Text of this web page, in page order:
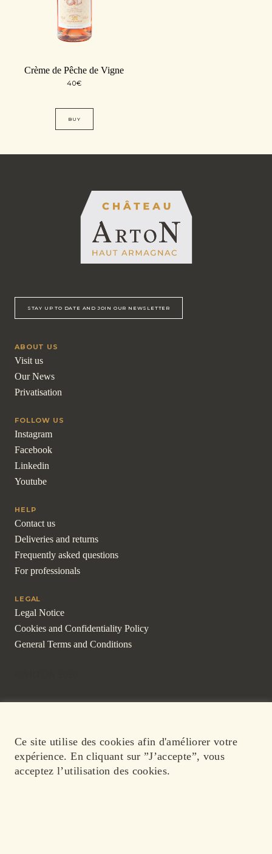
Crème de Pêche de Vigne
40€
BUY
STAY UP TO DATE AND JOIN OUR NEWSLETTER
ABOUT US
Visit us
Our News
Privatisation
FOLLOW US
Instagram
Facebook
Linkedin
Youtube
HELP
Contact us
Deliveries and returns
Frequently asked questions
For professionals
LEGAL
Legal Notice
Cookies and Confidentiality Policy
General Terms and Conditions
Ce site utilise des cookies afin d'améliorer votre
expérience. En cliquant sur ”J’accepte”, vous
acceptez l’utilisation des cookies.